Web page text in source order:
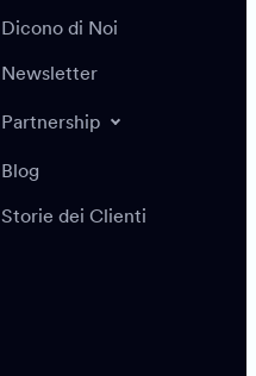
Dicono di Noi
Newsletter
Partnership
Blog
Storie dei Clienti